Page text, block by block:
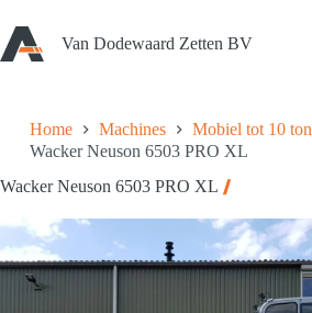
naar
de
inhoud
Van Dodewaard Zetten BV
Home Machines
Mobiel tot 10 ton
Wacker Neuson 6503 PRO XL
Wacker Neuson 6503 PRO XL